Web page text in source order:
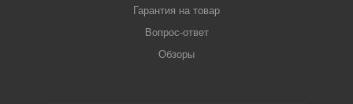
Гарантия на товар
Вопрос-ответ
Обзоры